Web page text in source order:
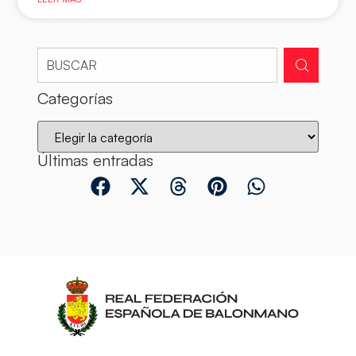
Categorías
Últimas entradas